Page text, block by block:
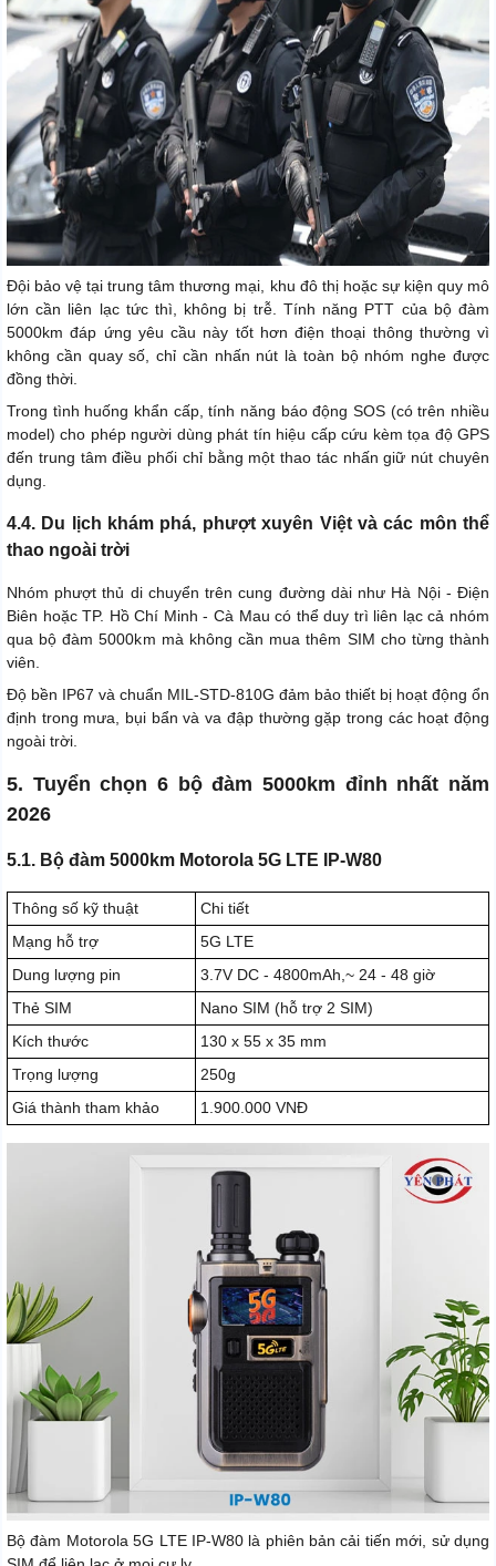
Đội bảo vệ tại trung tâm thương mại, khu đô thị hoặc sự kiện quy mô
lớn cần liên lạc tức thì, không bị trễ. Tính năng PTT của bộ đàm
5000km đáp ứng yêu cầu này tốt hơn điện thoại thông thường vì
không cần quay số, chỉ cần nhấn nút là toàn bộ nhóm nghe được
đồng thời.
Trong tình huống khẩn cấp, tính năng báo động SOS (có trên nhiều
model) cho phép người dùng phát tín hiệu cấp cứu kèm tọa độ GPS
đến trung tâm điều phối chỉ bằng một thao tác nhấn giữ nút chuyên
dụng.
4.4. Du lịch khám phá, phượt xuyên Việt và các môn thể
thao ngoài trời
Nhóm phượt thủ di chuyển trên cung đường dài như Hà Nội - Điện
Biên hoặc TP. Hồ Chí Minh - Cà Mau có thể duy trì liên lạc cả nhóm
qua bộ đàm 5000km mà không cần mua thêm SIM cho từng thành
viên.
Độ bền IP67 và chuẩn MIL-STD-810G đảm bảo thiết bị hoạt động ổn
định trong mưa, bụi bẩn và va đập thường gặp trong các hoạt động
ngoài trời.
5. Tuyển chọn 6 bộ đàm 5000km đỉnh nhất năm
2026
5.1. Bộ đàm 5000km Motorola 5G LTE IP-W80
Thông số kỹ thuật
Chi tiết
Mạng hỗ trợ
5G LTE
Dung lượng pin
3.7V DC - 4800mAh,~ 24 - 48 giờ
Thẻ SIM
Nano SIM (hỗ trợ 2 SIM)
Kích thước
130 x 55 x 35 mm
Trọng lượng
250g
Giá thành tham khảo
1.900.000 VNĐ
Bộ đàm Motorola 5G LTE IP-W80 là phiên bản cải tiến mới, sử dụng